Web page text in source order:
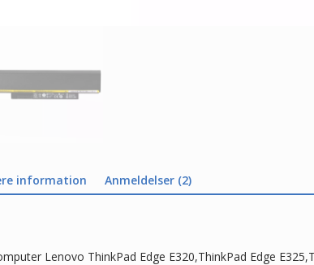
information Anmeldelser (2)
Lenovo ThinkPad Edge E320,ThinkPad Edge